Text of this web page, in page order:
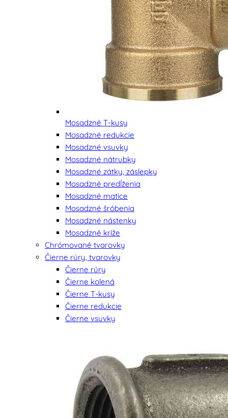
Mosadzné T-kusy
Mosadzné redukcie
Mosadzné vsuvky
Mosadzné nátrubky
Mosadzné zátky, záslepky
Mosadzné predĺženia
Mosadzné matice
Mosadzné šróbenia
Mosadzné nástenky
Mosadzné kríže
Chrómované tvarovky
Čierne rúry, tvarovky
Čierne rúry
Čierne kolená
Čierne T-kusy
Čierne redukcie
Čierne vsuvky